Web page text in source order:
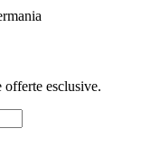
esclusive.